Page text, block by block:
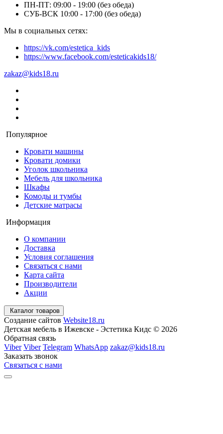
ПН-ПТ: 09:00 - 19:00 (без обеда)
СУБ-ВСК 10:00 - 17:00 (без обеда)
Мы в социальных сетях:
https://vk.com/estetica_kids
https://www.facebook.com/esteticakids18/
zakaz@kids18.ru
Популярное
Кровати машины
Кровати домики
Уголок школьника
Мебель для школьника
Шкафы
Комоды и тумбы
Детские матрасы
Информация
О компании
Доставка
Условия соглашения
Связаться с нами
Карта сайта
Производители
Акции
Каталог товаров
Создание сайтов Website18.ru
Детская мебель в Ижевске - Эстетика Кидс © 2026
Обратная связь
Viber Viber Telegram WhatsApp zakaz@kids18.ru
Заказать звонок
Связаться с нами